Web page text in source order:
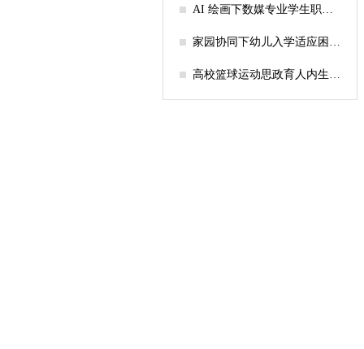
AI 绘画下数媒专业学生职业
家园协同下幼儿入学适应困难
高校篮球运动思政育人内生逻